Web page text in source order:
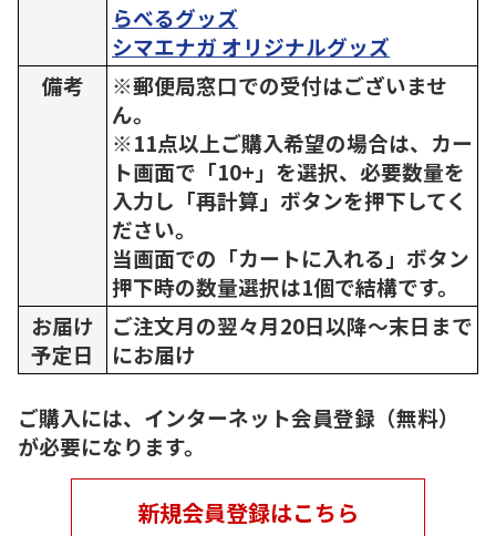
らべるグッズ
シマエナガ オリジナルグッズ
備考
※郵便局窓口での受付はございませ
ん。
※11点以上ご購入希望の場合は、カー
ト画面で「10+」を選択、必要数量を
入力し「再計算」ボタンを押下してく
ださい。
当画面での「カートに入れる」ボタン
押下時の数量選択は1個で結構です。
お届け
予定日
ご注文月の翌々月20日以降～末日まで
にお届け
ご購入には、インターネット会員登録（無料）
が必要になります。
新規会員登録はこちら